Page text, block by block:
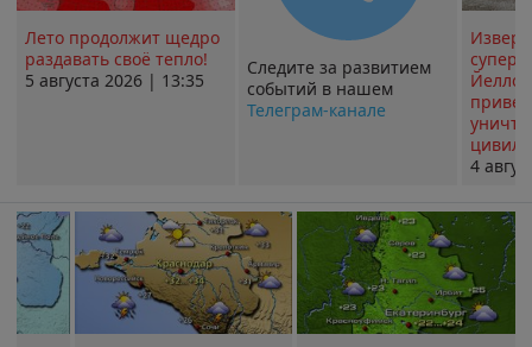
Лето продолжит щедро
раздавать своё тепло!
5 августа 2026 | 13:35
Следите за развитием
событий в нашем
Телеграм-канале
4